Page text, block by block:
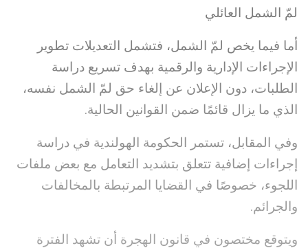
لمّ الشمل العائلي
أما فيما يخص لمّ الشمل، فتشمل التعديلات تطوير
الإجراءات الإدارية والرقمية بهدف تسريع دراسة
الطلبات، دون الإعلان عن إلغاء حق لمّ الشمل نفسه،
الذي ما يزال قائمًا ضمن القوانين الحالية.
وفي المقابل، تستمر الحكومة الهولندية في دراسة
إجراءات إضافية تتعلق بتشديد التعامل مع بعض ملفات
اللجوء، خصوصًا في القضايا المرتبطة بالمخالفات
والجرائم.
ويتوقع مختصون في قانون الهجرة أن تشهد الفترة